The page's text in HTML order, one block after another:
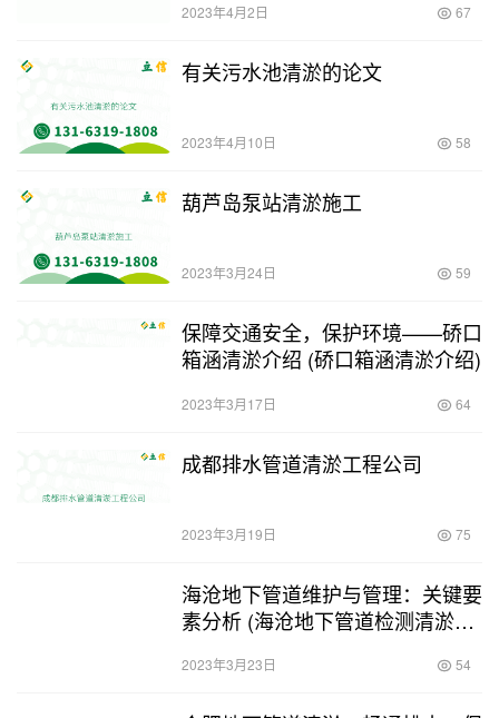
2023年4月2日 67
有关污水池清淤的论文
2023年4月10日 58
葫芦岛泵站清淤施工
2023年3月24日 59
保障交通安全，保护环境——硚口
箱涵清淤介绍 (硚口箱涵清淤介绍)
2023年3月17日 64
成都排水管道清淤工程公司
2023年3月19日 75
海沧地下管道维护与管理：关键要
素分析 (海沧地下管道检测清淤价
2023年3月23日 54